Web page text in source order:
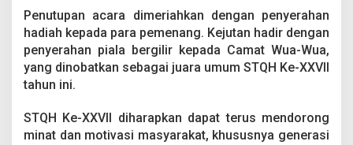
Penutupan acara dimeriahkan dengan penyerahan
hadiah kepada para pemenang. Kejutan hadir dengan
penyerahan piala bergilir kepada Camat Wua-Wua,
yang dinobatkan sebagai juara umum STQH Ke-XXVII
tahun ini.
STQH Ke-XXVII diharapkan dapat terus mendorong
minat dan motivasi masyarakat, khususnya generasi